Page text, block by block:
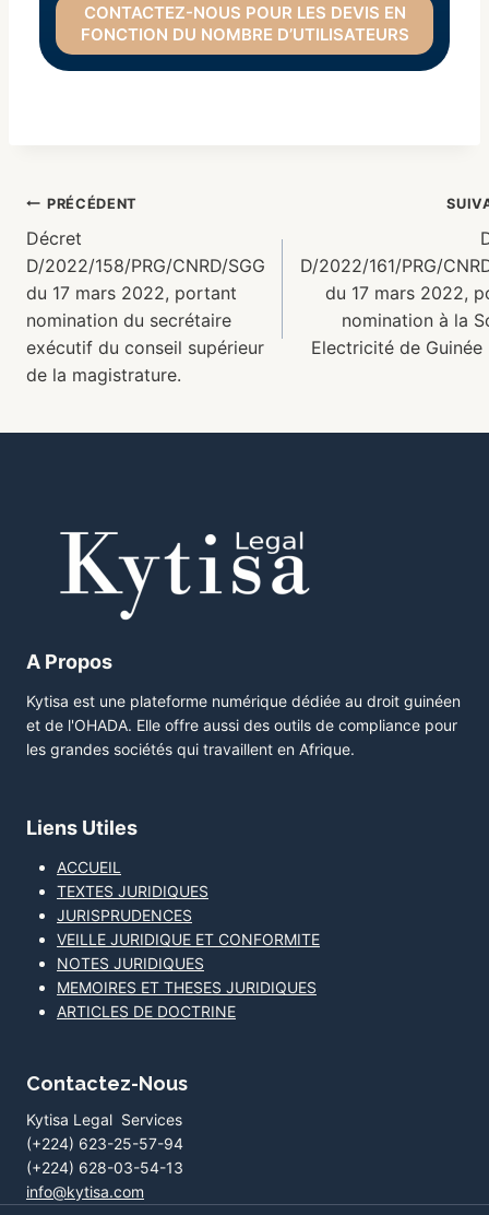
CONTACTEZ-NOUS POUR LES DEVIS EN
FONCTION DU NOMBRE D’UTILISATEURS
PRÉCÉDENT
Décret
D/2022/158/PRG/CNRD/SGG
du 17 mars 2022, portant
nomination du secrétaire
exécutif du conseil supérieur
de la magistrature.
D/2022/161/PRG/
du 17 mars 2022,
nomination à la
Electricité de Guinée
A Propos
Kytisa est une plateforme numérique dédiée au droit guinéen
et de l'OHADA. Elle offre aussi des outils de compliance pour
les grandes sociétés qui travaillent en Afrique.
Liens Utiles
ACCUEIL
TEXTES JURIDIQUES
JURISPRUDENCES
VEILLE JURIDIQUE ET CONFORMITE
NOTES JURIDIQUES
MEMOIRES ET THESES JURIDIQUES
ARTICLES DE DOCTRINE
Contactez-Nous
Kytisa Legal Services
(+224) 623-25-57-94
(+224) 628-03-54-13
info@kytisa.com